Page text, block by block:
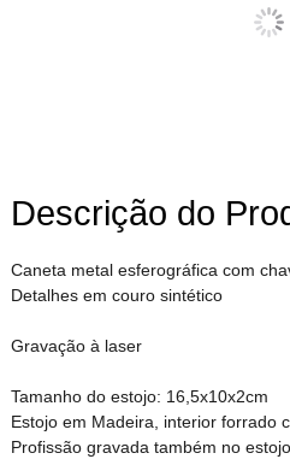
Descrição do
Caneta metal esferográfica com
Detalhes em couro sintético
Gravação à laser
Tamanho do estojo: 16,5x10x2cm
Estojo em Madeira, interior forrado
Profissão gravada também no estojo